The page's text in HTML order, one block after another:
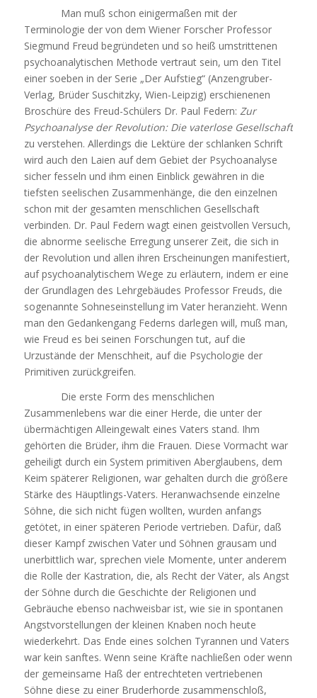
Man muß schon einigermaßen mit der
Terminologie der von dem Wiener Forscher Professor
Siegmund Freud begründeten und so heiß umstrittenen
psychoanalytischen Methode vertraut sein, um den Titel
einer soeben in der Serie „Der Aufstieg“ (Anzengruber-
Verlag, Brüder Suschitzky, Wien-Leipzig) erschienenen
Broschüre des Freud-Schülers Dr. Paul Federn: Zur
Psychoanalyse der Revolution: Die vaterlose Gesellschaft
zu verstehen. Allerdings die Lektüre der schlanken Schrift
wird auch den Laien auf dem Gebiet der Psychoanalyse
sicher fesseln und ihm einen Einblick gewähren in die
tiefsten seelischen Zusammenhänge, die den einzelnen
schon mit der gesamten menschlichen Gesellschaft
verbinden. Dr. Paul Federn wagt einen geistvollen Versuch,
die abnorme seelische Erregung unserer Zeit, die sich in
der Revolution und allen ihren Erscheinungen manifestiert,
auf psychoanalytischem Wege zu erläutern, indem er eine
der Grundlagen des Lehrgebäudes Professor Freuds, die
sogenannte Sohneseinstellung im Vater heranzieht. Wenn
man den Gedankengang Federns darlegen will, muß man,
wie Freud es bei seinen Forschungen tut, auf die
Urzustände der Menschheit, auf die Psychologie der
Primitiven zurückgreifen.
Die erste Form des menschlichen
Zusammenlebens war die einer Herde, die unter der
übermächtigen Alleingewalt eines Vaters stand. Ihm
gehörten die Brüder, ihm die Frauen. Diese Vormacht war
geheiligt durch ein System primitiven Aberglaubens, dem
Keim späterer Religionen, war gehalten durch die größere
Stärke des Häuptlings-Vaters. Heranwachsende einzelne
Söhne, die sich nicht fügen wollten, wurden anfangs
getötet, in einer späteren Periode vertrieben. Dafür, daß
dieser Kampf zwischen Vater und Söhnen grausam und
unerbittlich war, sprechen viele Momente, unter anderem
die Rolle der Kastration, die, als Recht der Väter, als Angst
der Söhne durch die Geschichte der Religionen und
Gebräuche ebenso nachweisbar ist, wie sie in spontanen
Angstvorstellungen der kleinen Knaben noch heute
wiederkehrt. Das Ende eines solchen Tyrannen und Vaters
war kein sanftes. Wenn seine Kräfte nachließen oder wenn
der gemeinsame Haß der entrechteten vertriebenen
Söhne diese zu einer Bruderhorde zusammenschloß,